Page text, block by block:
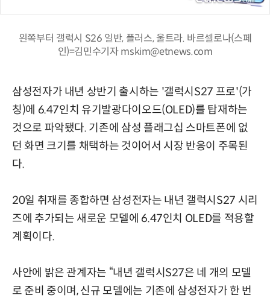
왼쪽부터 갤럭시 S26 일반, 플러스, 울트라. 바르셀로나(스페
인)=김민수기자 mskim@etnews.com
삼성전자가 내년 상반기 출시하는 '갤럭시S27 프로'(가
칭)에 6.47인치 유기발광다이오드(OLED)를 탑재하는
것으로 파악됐다. 기존에 삼성 플래그십 스마트폰에 없
던 화면 크기를 채택하는 것이어서 시장 반응이 주목된
다.
20일 취재를 종합하면 삼성전자는 내년 갤럭시S27 시리
즈에 추가되는 새로운 모델에 6.47인치 OLED를 적용할
계획이다.
사안에 밝은 관계자는 “내년 갤럭시S27은 네 개의 모델
로 준비 중이며, 신규 모델에는 기존에 삼성전자가 한 번